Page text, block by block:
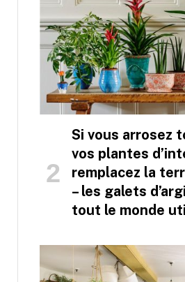
Si vous arrosez
vos plantes
remplacez la
– les galets
tout le monde